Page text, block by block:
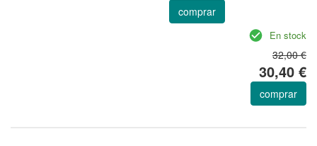
comprar
En stock
32,00 €
30,40 €
comprar